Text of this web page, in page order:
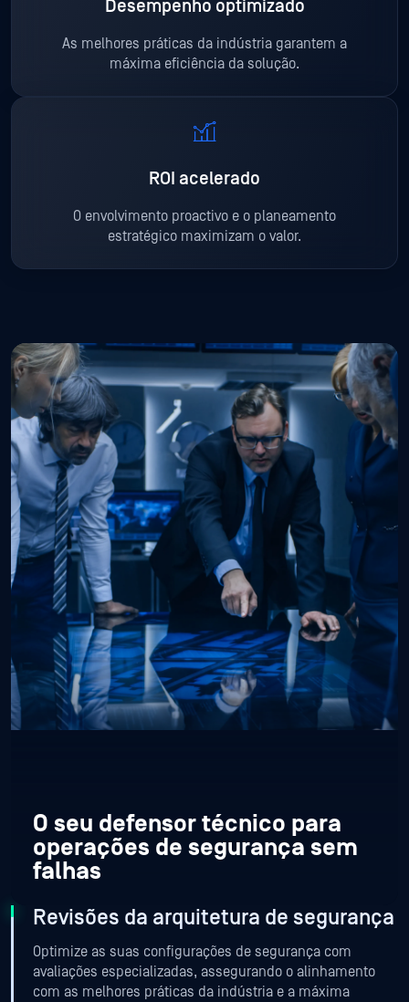
Desempenho optimizado
As melhores práticas da indústria garantem a
máxima eficiência da solução.
ROI acelerado
O envolvimento proactivo e o planeamento
estratégico maximizam o valor.
O seu defensor técnico para
operações de segurança sem
falhas
O seu defensor técnico para
operações de segurança sem
falhas
O seu defensor técnico para
operações de segurança sem
falhas
O seu defensor técnico para
operações de segurança sem
falhas
O seu defensor técnico para
operações de segurança sem
falhas
O seu defensor técnico para
operações de segurança sem
falhas
Revisões da arquitetura de segurança
Optimize as suas configurações de segurança com
avaliações especializadas, assegurando o alinhamento
com as melhores práticas da indústria e a máxima